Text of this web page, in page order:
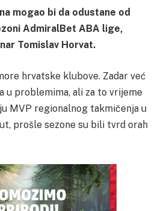
mogao bi da odustane od
AdmiralBet ABA lige,
Tomislav Horvat.
hrvatske klubove. Zadar već
u problemima, ali za to vrijeme
MVP regionalnog takmičenja u
prošle sezone su bili tvrd orah